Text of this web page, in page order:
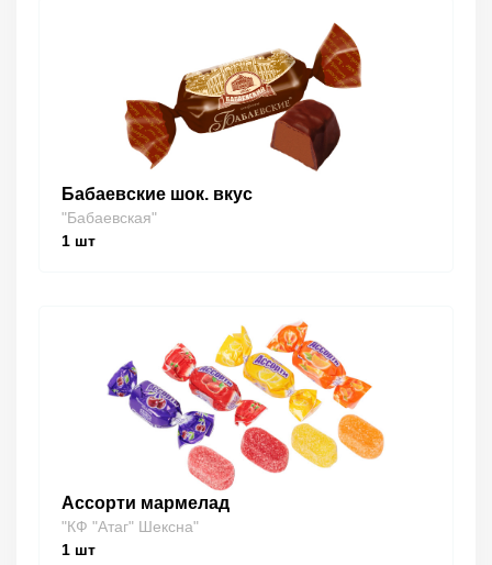
Бабаевские шок. вкус
"Бабаевская"
1 шт
Ассорти мармелад
"КФ "Атаг" Шексна"
1 шт